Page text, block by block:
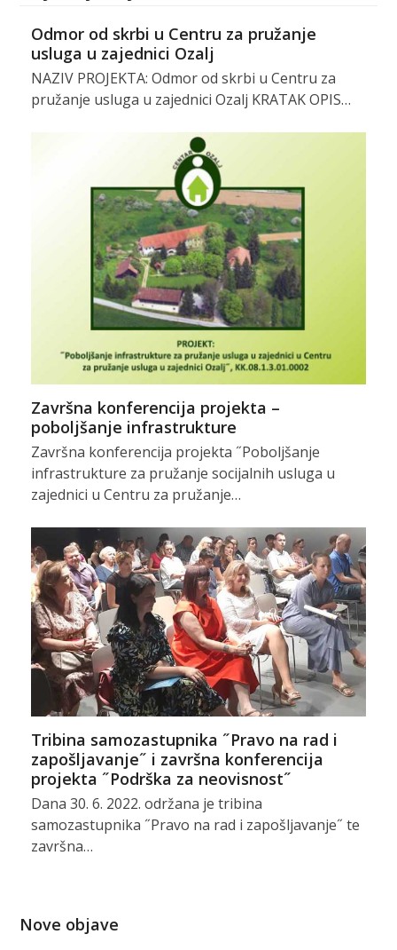
Odmor od skrbi u Centru za pružanje
usluga u zajednici Ozalj
NAZIV PROJEKTA: Odmor od skrbi u Centru za
pružanje usluga u zajednici Ozalj KRATAK OPIS…
Završna konferencija projekta –
poboljšanje infrastrukture
Završna konferencija projekta ˝Poboljšanje
infrastrukture za pružanje socijalnih usluga u
zajednici u Centru za pružanje…
Tribina samozastupnika ˝Pravo na rad i
zapošljavanje˝ i završna konferencija
projekta ˝Podrška za neovisnost˝
Dana 30. 6. 2022. održana je tribina
samozastupnika ˝Pravo na rad i zapošljavanje˝ te
završna…
Nove objave